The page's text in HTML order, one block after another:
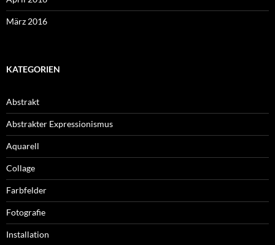
März 2016
KATEGORIEN
Abstrakt
Abstrakter Expressionismus
Aquarell
Collage
Farbfelder
Fotografie
Installation